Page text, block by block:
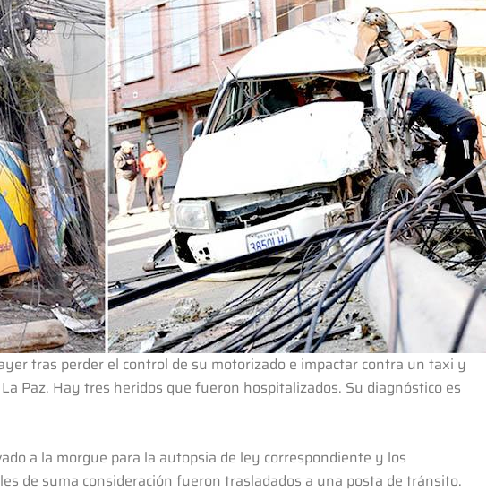
tras perder el control de su motorizado e impactar contra un taxi y
Paz. Hay tres heridos que fueron hospitalizados. Su diagnóstico es
a la morgue para la autopsia de ley correspondiente y los
de suma consideración fueron trasladados a una posta de tránsito.